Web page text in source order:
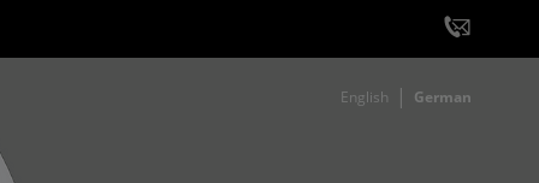
English German